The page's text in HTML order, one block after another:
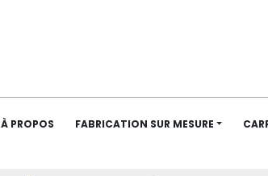
À PROPOS FABRICATION SUR MESURE